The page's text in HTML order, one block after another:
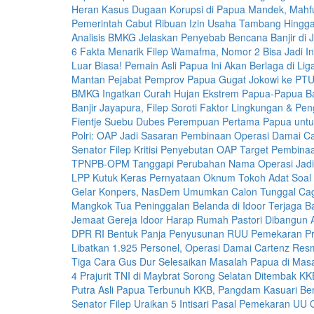
Heran Kasus Dugaan Korupsi di Papua Mandek,
Pemerintah Cabut Ribuan Izin Usaha Tambang
Analisis BMKG Jelaskan Penyebab Bencana Banjir di
6 Fakta Menarik Filep Wamafma, Nomor 2 Bisa Jadi
Luar Biasa! Pemain Asli Papua Ini Akan Berlaga di
Mantan Pejabat Pemprov Papua Gugat Jokowi ke
BMKG Ingatkan Curah Hujan Ekstrem Papua-Papua
Banjir Jayapura, Filep Soroti Faktor Lingkungan &
Fientje Suebu Dubes Perempuan Pertama Papua
Polri: OAP Jadi Sasaran Pembinaan Operasi Damai
Senator Filep Kritisi Penyebutan OAP Target
TPNPB-OPM Tanggapi Perubahan Nama Operasi
LPP Kutuk Keras Pernyataan Oknum Tokoh Adat
Gelar Konpers, NasDem Umumkan Calon Tunggal
Mangkok Tua Peninggalan Belanda di Idoor Terjaga
Jemaat Gereja Idoor Harap Rumah Pastori Dibangun
DPR RI Bentuk Panja Penyusunan RUU Pemekaran
Libatkan 1.925 Personel, Operasi Damai Cartenz
Tiga Cara Gus Dur Selesaikan Masalah Papua di
4 Prajurit TNI di Maybrat Sorong Selatan Ditembak
Putra Asli Papua Terbunuh KKB, Pangdam Kasuari
Senator Filep Uraikan 5 Intisari Pasal Pemekaran UU